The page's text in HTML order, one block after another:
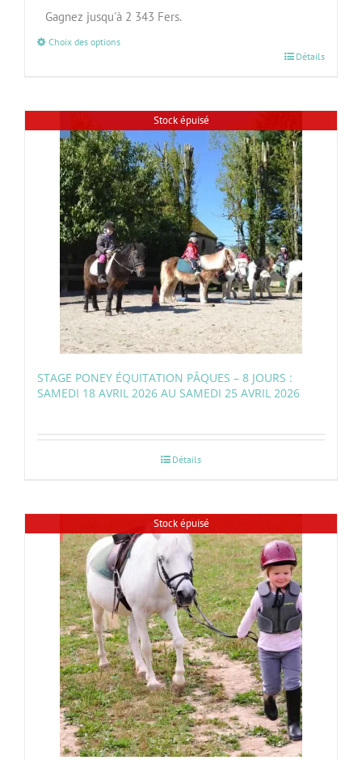
Gagnez jusqu'à 2 343 Fers.
Choix des options
Détails
Stock épuisé
STAGE PONEY ÉQUITATION PÂQUES – 8 JOURS :
SAMEDI 18 AVRIL 2026 AU SAMEDI 25 AVRIL 2026
Détails
Stock épuisé